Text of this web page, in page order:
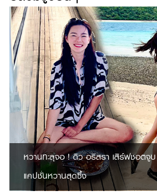
หวานทะลุจอ ! ดิว อริสรา เสิร์ฟชอตจู
แคปชั่นหวานสุดซึ้ง